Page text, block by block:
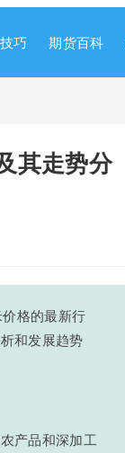
巧 期货百科
其走势分
格的最新行
和发展趋势
产品和深加工